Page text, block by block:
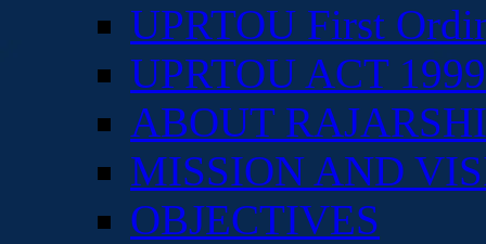
UPRTOU First
UPRTOU ACT
ABOUT
MISSION AND
OBJECTIVES